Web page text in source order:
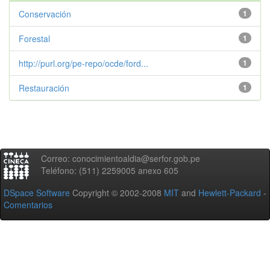
1
Conservación
1
Forestal
1
http://purl.org/pe-repo/ocde/ford...
1
Restauración
Correo: conocimientoaldia@serfor.gob.pe
Teléfono: (511) 2259005 anexo 605
DSpace Software Copyright © 2002-2008 MIT and Hewlett-Packard -
Comentarios